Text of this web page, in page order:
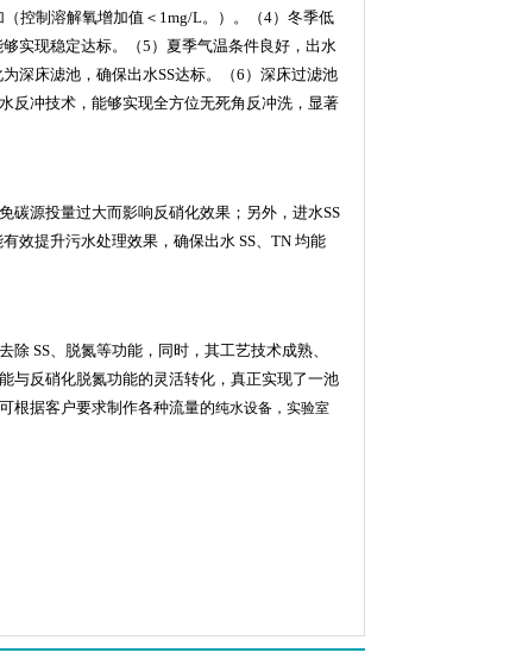
（控制溶解氧增加值＜ 1mg/L。）。（4）冬季低
够实现稳定达标。（5 ）夏季气温条件良好，出水
深床滤池，确保出水SS达标。（6 ）深床过滤池
反冲技术，能够实现全方位无死角反冲洗，显著
碳源投量过大而影响反硝化效果；另外，进水SS
效提升污水处理效果，确保出水 SS、 TN 均能
除 SS、脱氮等功能，同时，其工艺技术成熟、
与反硝化脱氮功能的灵活转化，真正实现了一池
根据客户要求制作各种流量的纯水设备 ， 实验室